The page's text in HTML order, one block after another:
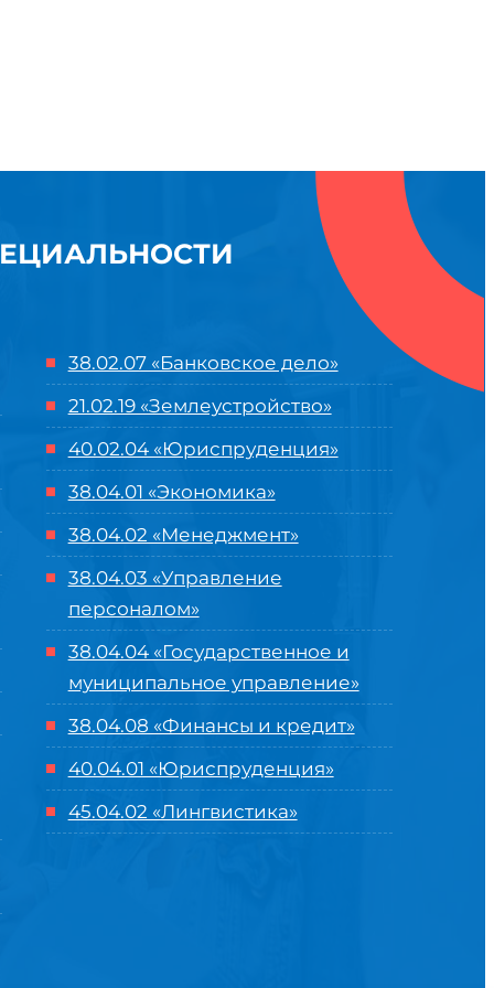
38.02.07 «Банковское дело»
21.02.19 «Землеустройство»
40.02.04 «Юриспруденция»
38.04.01 «Экономика»
38.04.02 «Менеджмент»
38.04.03 «Управление
персоналом»
38.04.04 «Государственное и
муниципальное управление»
38.04.08 «Финансы и кредит»
40.04.01 «Юриспруденция»
45.04.02 «Лингвистика»